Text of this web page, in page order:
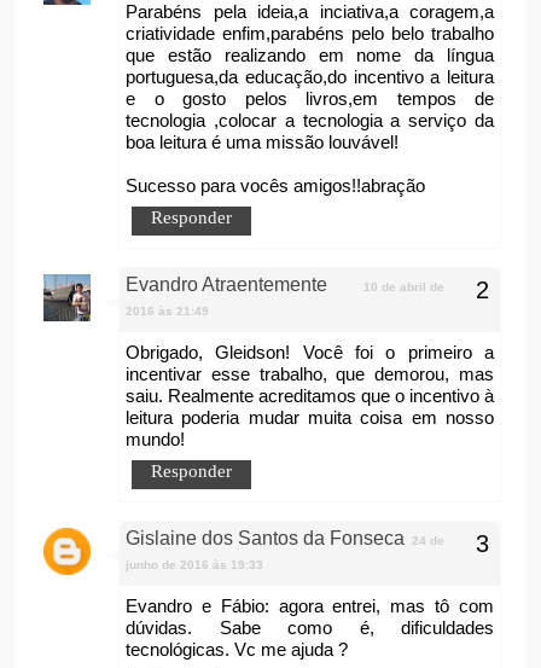
Parabéns pela ideia,a inciativa,a coragem,a
criatividade enfim,parabéns pelo belo trabalho
que estão realizando em nome da língua
portuguesa,da educação,do incentivo a leitura
e o gosto pelos livros,em tempos de
tecnologia ,colocar a tecnologia a serviço da
boa leitura é uma missão louvável!
Sucesso para vocês amigos!!abração
Responder
Evandro Atraentemente
10 de abril de
2016 às 21:49
Obrigado, Gleidson! Você foi o primeiro a
incentivar esse trabalho, que demorou, mas
saiu. Realmente acreditamos que o incentivo à
leitura poderia mudar muita coisa em nosso
mundo!
Responder
Gislaine dos Santos da Fonseca
24 de
junho de 2016 às 19:33
Evandro e Fábio: agora entrei, mas tô com
dúvidas. Sabe como é, dificuldades
tecnológicas. Vc me ajuda ?